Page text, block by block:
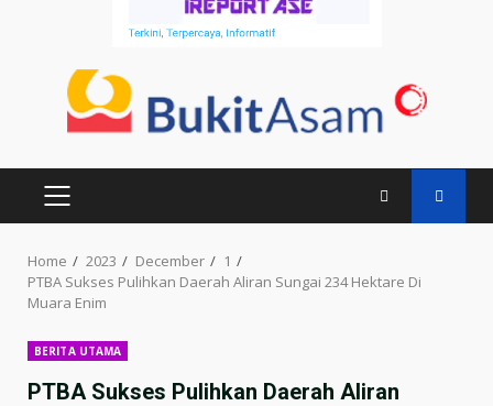
PRIMARY
Home 2023 December
1
PTBA Sukses Pulihkan Daerah Aliran Sungai 234 Hektare Di
Muara Enim
BERITA UTAMA
PTBA Sukses Pulihkan Daerah Aliran